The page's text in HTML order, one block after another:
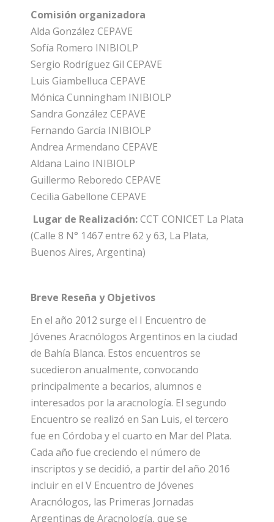
Comisión organizadora
Alda González CEPAVE
Sofía Romero INIBIOLP
Sergio Rodríguez Gil CEPAVE
Luis Giambelluca CEPAVE
Mónica Cunningham INIBIOLP
Sandra González CEPAVE
Fernando García INIBIOLP
Andrea Armendano CEPAVE
Aldana Laino INIBIOLP
Guillermo Reboredo CEPAVE
Cecilia Gabellone CEPAVE
Lugar de Realización:CCT CONICET La Plata
(Calle 8 N° 1467 entre 62 y 63, La Plata,
Buenos Aires, Argentina)
Breve Reseña y Objetivos
En el año 2012 surge el I Encuentro de
Jóvenes Aracnólogos Argentinos en la ciudad
de Bahía Blanca. Estos encuentros se
sucedieron anualmente, convocando
principalmente a becarios, alumnos e
interesados por la aracnología. El segundo
Encuentro se realizó en San Luis, el tercero
fue en Córdoba y el cuarto en Mar del Plata.
Cada año fue creciendo el número de
inscriptos y se decidió, a partir del año 2016
incluir en el V Encuentro de Jóvenes
Aracnólogos, las Primeras Jornadas
Argentinas de Aracnología, que se